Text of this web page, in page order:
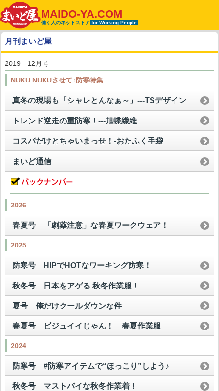
MAIDO-YA.COM
働く人のネットストア for Working People
月刊まいど屋
2019 12月号
NUKU NUKUさせて♪防寒特集
真冬の現場も「シャレとんなぁ～」---TSデザイン
トレンド逆走の重防寒！---旭蝶繊維
コスパだけとちゃいまっせ！-おたふく手袋
まいど通信
2026
春夏号 「劇薬注意」な春夏ワークウェア！
2025
防寒号 HIPでHOTなワーキング防寒！
秋冬号 日本をアゲる 秋冬作業服！
夏号 俺だけクールダウンな件
春夏号 ビジュイイじゃん！ 春夏作業服
2024
防寒号 #防寒アイテムで“ほっこり”しよう♪
秋冬号 マストバイな秋冬作業着！